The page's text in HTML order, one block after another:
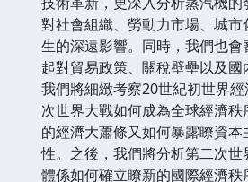
對社會組織、勞動力市場、城
生的深遠影響。同時，我們也
起對貿易政策、關稅壁壘以及國
我們將細緻考察20世紀初世界
次世界大戰如何成為全球經濟
的經濟大蕭條又如何暴露瞭資
性。之後，我們將分析第二次
體係如何確立瞭新的國際經濟